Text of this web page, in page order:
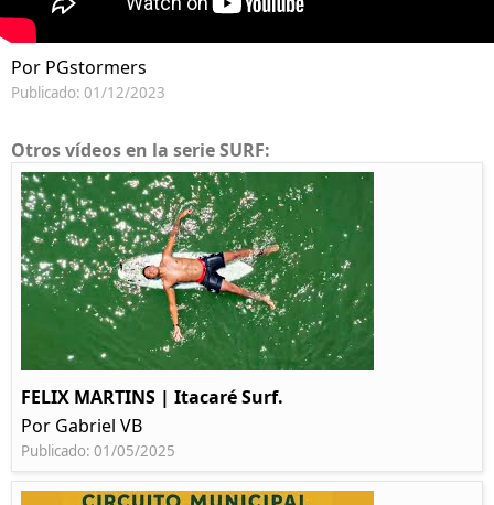
Por PGstormers
Publicado: 01/12/2023
Otros vídeos en la serie SURF:
FELIX MARTINS | Itacaré Surf.
Por Gabriel VB
Publicado: 01/05/2025